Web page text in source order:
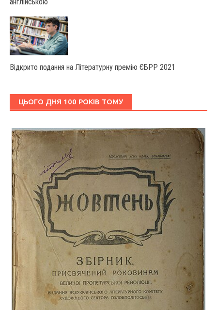
Відкрито подання на Літературну премію ЄБРР 2021
ЦЬОГО ДНЯ 100 РОКІВ ТОМУ